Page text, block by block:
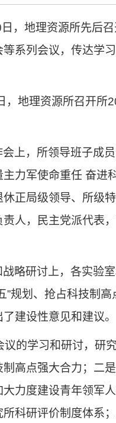
日，地理资源所先后
系列会议，传达学
，地理资源所召开所
上，所领导班子成
主力军使命重任 奋进
正局级领导、所级特
人，民主党派代表
略研讨上，各实验
”规划、抢占科技制
建设性意见和建议。
学习和研讨，研究
高点强大合力；二
大力度建设青年领军
科研评价制度体系